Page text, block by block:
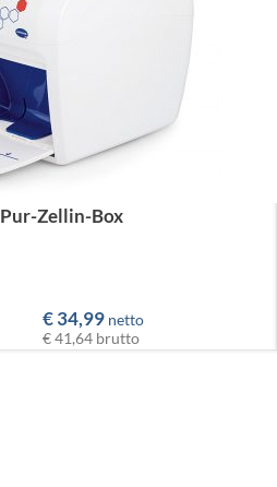
Zellin-Box
€34,99 netto
€ 41,64 brutto